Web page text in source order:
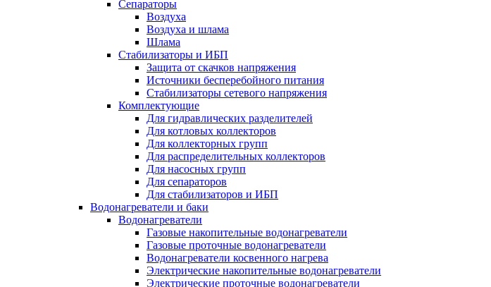
Сепараторы
Воздуха
Воздуха и шлама
Шлама
Стабилизаторы и ИБП
Защита от скачков напряжения
Источники бесперебойного питания
Стабилизаторы сетевого напряжения
Комплектующие
Для гидравлических разделителей
Для котловых коллекторов
Для коллекторных групп
Для распределительных коллекторов
Для насосных групп
Для сепараторов
Для стабилизаторов и ИБП
Водонагреватели и баки
Водонагреватели
Газовые накопительные водонагреватели
Газовые проточные водонагреватели
Водонагреватели косвенного нагрева
Электрические накопительные водонагреватели
Электрические проточные водонагреватели